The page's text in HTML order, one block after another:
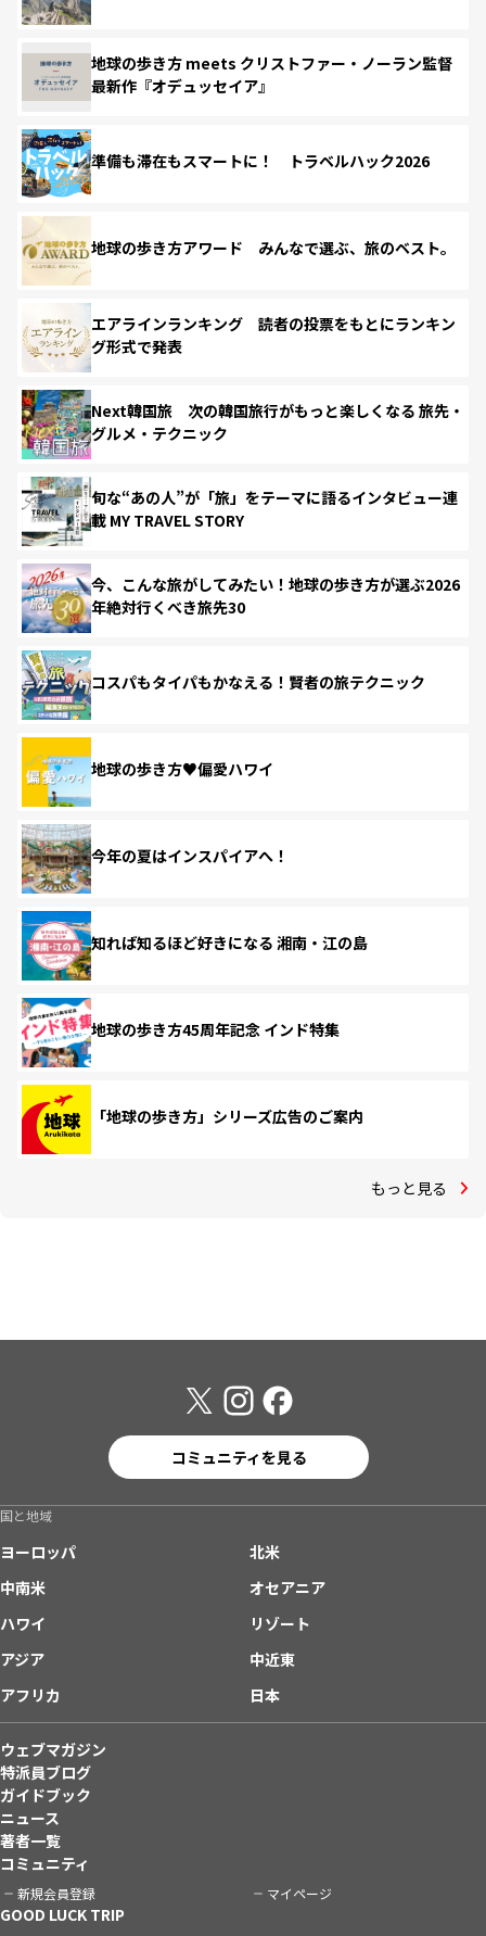
地球の歩き方 meets クリストファー・ノーラン監督
最新作『オデュッセイア』
準備も滞在もスマートに！ トラベルハック2026
地球の歩き方アワード みんなで選ぶ、旅のベスト。
エアラインランキング 読者の投票をもとにランキン
グ形式で発表
Next韓国旅 次の韓国旅行がもっと楽しくなる 旅先・
グルメ・テクニック
旬な“あの人”が「旅」をテーマに語るインタビュー連
載 MY TRAVEL STORY
今、こんな旅がしてみたい！地球の歩き方が選ぶ2026
年絶対行くべき旅先30
コスパもタイパもかなえる！賢者の旅テクニック
地球の歩き方♥偏愛ハワイ
今年の夏はインスパイアへ！
知れば知るほど好きになる 湘南・江の島
地球の歩き方45周年記念 インド特集
「地球の歩き方」シリーズ広告のご案内
もっと見る
コミュニティを見る
国と地域
ヨーロッパ
北米
中南米
オセアニア
ハワイ
リゾート
アジア
中近東
アフリカ
日本
ウェブマガジン
特派員ブログ
ガイドブック
ニュース
著者一覧
コミュニティ
新規会員登録 マイページ
GOOD LUCK TRIP